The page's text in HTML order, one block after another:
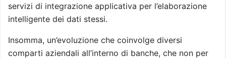
servizi di integrazione applicativa per l’elaborazione
intelligente dei dati stessi.
Insomma, un’evoluzione che coinvolge diversi
comparti aziendali all’interno di banche, che non per